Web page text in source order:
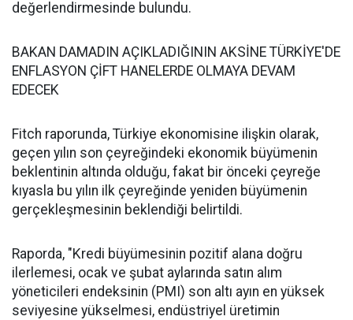
değerlendirmesinde bulundu.
BAKAN DAMADIN AÇIKLADIĞININ AKSİNE TÜRKİYE'DE
ENFLASYON ÇİFT HANELERDE OLMAYA DEVAM
EDECEK
Fitch raporunda, Türkiye ekonomisine ilişkin olarak,
geçen yılın son çeyreğindeki ekonomik büyümenin
beklentinin altında olduğu, fakat bir önceki çeyreğe
kıyasla bu yılın ilk çeyreğinde yeniden büyümenin
gerçekleşmesinin beklendiği belirtildi.
Raporda, "Kredi büyümesinin pozitif alana doğru
ilerlemesi, ocak ve şubat aylarında satın alım
yöneticileri endeksinin (PMI) son altı ayın en yüksek
seviyesine yükselmesi, endüstriyel üretimin